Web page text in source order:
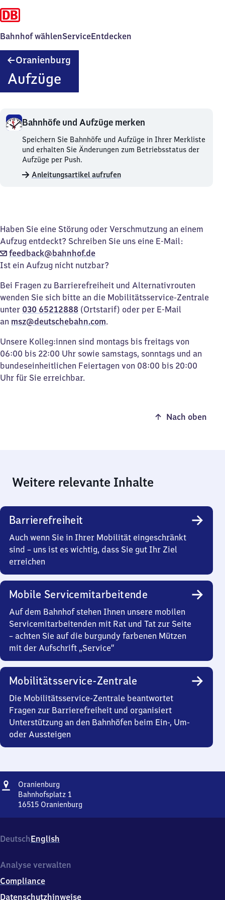
Bahnhof wählenServiceEntdecken
Oranienburg
Aufzüge
Bahnhöfe und Aufzüge merken
Bahnhöfe
und
Aufzüge
merken.
Speichern Sie Bahnhöfe und Aufzüge in Ihrer Merkliste
und erhalten Sie Änderungen zum Betriebsstatus der
Aufzüge per Push.
Anleitungsartikel aufrufen
Haben Sie eine Störung oder Verschmutzung an einem
Aufzug entdeckt? Schreiben Sie uns eine E-Mail:
feedback@bahnhof.de
Ist ein Aufzug nicht nutzbar?
Bei Fragen zu Barrierefreiheit und Alternativrouten
wenden Sie sich bitte an die Mobilitätsservice-Zentrale
unter 030 65212888 (Ortstarif) oder per E-Mail
an msz@deutschebahn.com.
Unsere Kolleg:innen sind montags bis freitags von
06:00 bis 22:00 Uhr sowie samstags, sonntags und an
bundeseinheitlichen Feiertagen von 08:00 bis 20:00
Uhr für Sie erreichbar.
Nach oben
Weitere relevante Inhalte
Barrierefreiheit
Auch wenn Sie in Ihrer Mobilität eingeschränkt
sind – uns ist es wichtig, dass Sie gut Ihr Ziel
erreichen
Mobile Servicemitarbeitende
Auf dem Bahnhof stehen Ihnen unsere mobilen
Servicemitarbeitenden mit Rat und Tat zur Seite
– achten Sie auf die burgundy farbenen Mützen
mit der Aufschrift „Service“
Mobilitätsservice-Zentrale
Die Mobilitätsservice-Zentrale beantwortet
Fragen zur Barrierefreiheit und organisiert
Unterstützung an den Bahnhöfen beim Ein-, Um-
oder Aussteigen
Adresse
Oranienburg
Bahnhofsplatz 1
16515 Oranienburg
1,
1
5
5
Oranienburg
DeutschEnglish
Analyse verwalten
Compliance
Datenschutzhinweise